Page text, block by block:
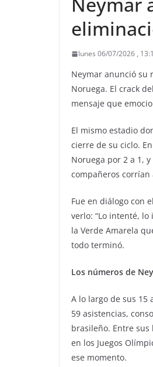
lunes 06/07/2026 ,
Neymar anunció su
Noruega. El crack
mensaje que
El mismo estadio
cierre de su ciclo.
Noruega por 2 a 1,
compañeros corrían
Fue en diálogo con
verlo: “Lo intenté,
la Verde Amarela
todo terminó.
Los números de
A lo largo de sus 15
59 asistencias,
brasileño. Entre sus
en los Juegos
ese momento.